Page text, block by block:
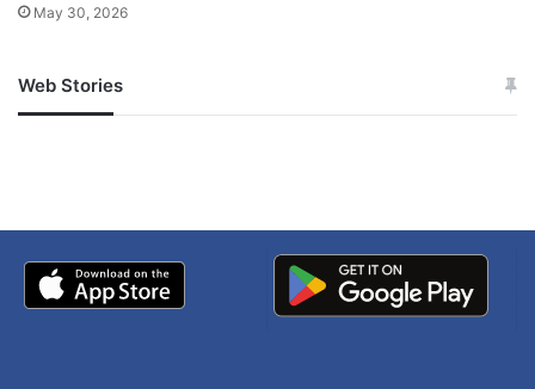
May 30, 2026
Web Stories
जम्मू-कश्मीर में बारिश से
अपडेट
खाई में धक्का… आरोपियों ने